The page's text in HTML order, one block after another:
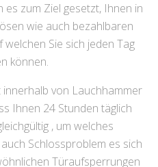
es zum Ziel gesetzt, Ihnen in
wie auch bezahlbaren
Sie sich jeden Tag
können.
von Lauchhammer
Ihnen 24 Stunden täglich
, um welches
Schlossproblem es sich
Türaufsperrungen